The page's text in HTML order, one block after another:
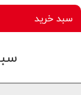
سبد خرید